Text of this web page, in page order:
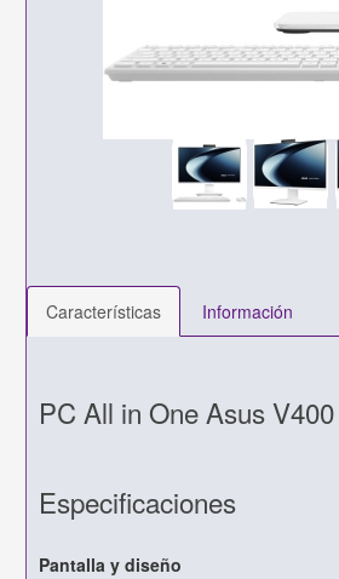
Características Información
PC All in One Asus
Especificaciones
Pantalla y diseño